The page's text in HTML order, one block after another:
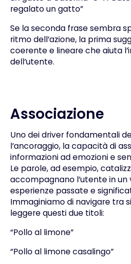
regalato un gatto”
Se la seconda frase sembra
ritmo dell’azione, la prima
coerente e lineare che aiuta
dell’utente.
Associazione
Uno dei driver fondamentali
l’ancoraggio, la capacità di
informazioni ad emozioni e
Le parole, ad esempio,
accompagnano l’utente in
esperienze passate e
Immaginiamo di navigare tra
leggere questi due titoli:
“Pollo al limone”
“Pollo al limone casalingo”